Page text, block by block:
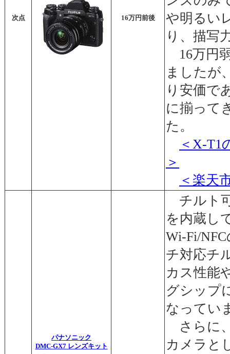
次点 16万円前後
や明るい
り、描写
16万円
ましたが
り安価で
に揃って
た。
＜X-T1
＞
＜楽天
パナソニック
DMC-GX7 レンズキット
チルト
を内蔵し
Wi-Fi/
チ対応チ
カス性能
グシップ
なってい
さらに
カメラと